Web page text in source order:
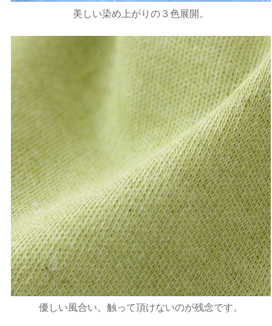
美しい染め上がりの３色展開。
優しい風合い。触って頂けないのが残念です。